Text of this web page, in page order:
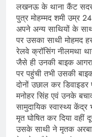
लखनऊ के थाना कैंट सदर
पुत्र मोहम्मद शमी उम्र
अपने अन्य साथियों के
पर उसका साथी मोहमद
रेलवे क्रॉसिंग नीलमथा
जैसे ही उनकी बाइक
पर पहुंची तभी उसकी
दोनों उछाल कर डिवाइडर
मनोहर सिंह एवं उनके
सामुदायिक स्वास्थ्य केंद्र
मृत घोषित कर दिया
उसके साथी ने मृतक